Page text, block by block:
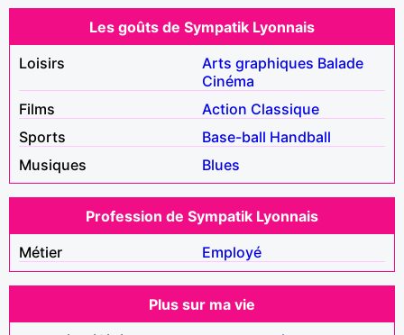
Les goûts de Sympatik Lyonnais
Loisirs
Arts graphiques Balade
Cinéma
Films
Action Classique
Sports
Base-ball Handball
Musiques
Blues
Profession de Sympatik Lyonnais
Métier
Employé
Plus sur ma vie